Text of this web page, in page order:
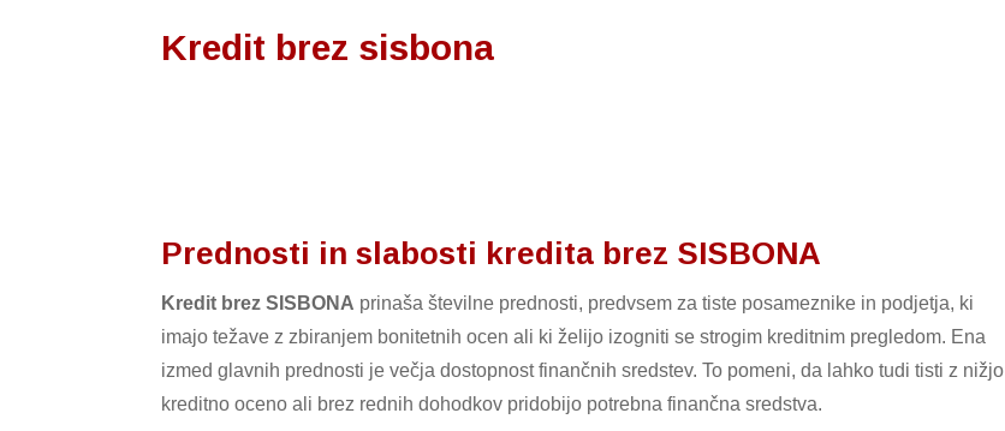
Kredit brez sisbona
Prednosti in slabosti kredita brez SISBONA
Kredit brez SISBONA prinaša številne prednosti, predvsem za tiste posameznike in podjetja, ki
imajo težave z zbiranjem bonitetnih ocen ali ki želijo izogniti se strogim kreditnim pregledom. Ena
izmed glavnih prednosti je večja dostopnost finančnih sredstev. To pomeni, da lahko tudi tisti z nižjo
kreditno oceno ali brez rednih dohodkov pridobijo potrebna finančna sredstva.